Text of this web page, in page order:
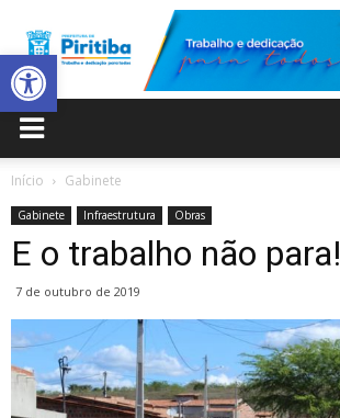
Abrir a barra de ferramentas
de
Início Gabinete
Gabinete Infraestrutura Obras
E o trabalho não para!
7 de outubro de 2019